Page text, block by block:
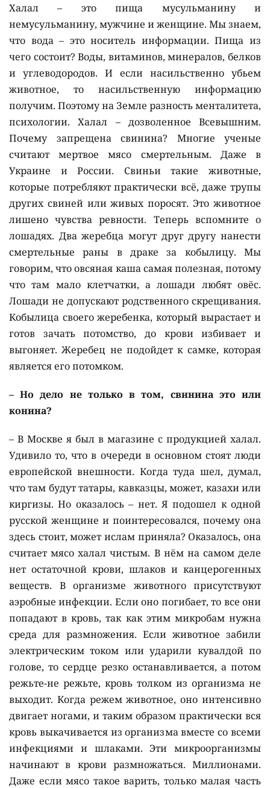
Халал – это пища мусульманину и
немусульманину, мужчине и женщине. Мы знаем,
что вода – это носитель информации. Пища из
чего состоит? Воды, витаминов, минералов, белков
и углеводородов. И если насильственно убьем
животное, то насильственную информацию
получим. Поэтому на Земле разность менталитета,
психологии. Халал – дозволенное Всевышним.
Почему запрещена свинина? Многие ученые
считают мертвое мясо смертельным. Даже в
Украине и России. Свиньи такие животные,
которые потребляют практически всё, даже трупы
других свиней или живых поросят. Это животное
лишено чувства ревности. Теперь вспомните о
лошадях. Два жеребца могут друг другу нанести
смертельные раны в драке за кобылицу. Мы
говорим, что овсяная каша самая полезная, потому
что там мало клетчатки, а лошади любят овёс.
Лошади не допускают родственного скрещивания.
Кобылица своего жеребенка, который вырастает и
готов зачать потомство, до крови избивает и
выгоняет. Жеребец не подойдет к самке, которая
является его потомком.
– Но дело не только в том, свинина это или
конина?
– В Москве я был в магазине с продукцией халал.
Удивило то, что в очереди в основном стоят люди
европейской внешности. Когда туда шел, думал,
что там будут татары, кавказцы, может, казахи или
киргизы. Но оказалось – нет. Я подошел к одной
русской женщине и поинтересовался, почему она
здесь стоит, может ислам приняла? Оказалось, она
считает мясо халал чистым. В нём на самом деле
нет остаточной крови, шлаков и канцерогенных
веществ. В организме животного присутствуют
аэробные инфекции. Если оно погибает, то все они
попадают в кровь, так как этим микробам нужна
среда для размножения. Если животное забили
электрическим током или ударили кувалдой по
голове, то сердце резко останавливается, а потом
режьте-не режьте, кровь толком из организма не
выходит. Когда режем животное, оно интенсивно
двигает ногами, и таким образом практически вся
кровь выкачивается из организма вместе со всеми
инфекциями и шлаками. Эти микроорганизмы
начинают в крови размножаться. Миллионами.
Даже если мясо такое варить, только малая часть